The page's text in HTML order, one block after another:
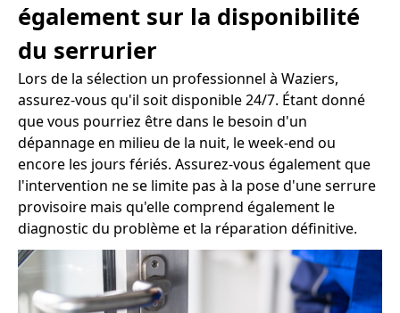
également sur la disponibilité
du serrurier
Lors de la sélection un professionnel à Waziers,
assurez-vous qu'il soit disponible 24/7. Étant donné
que vous pourriez être dans le besoin d'un
dépannage en milieu de la nuit, le week-end ou
encore les jours fériés. Assurez-vous également que
l'intervention ne se limite pas à la pose d'une serrure
provisoire mais qu'elle comprend également le
diagnostic du problème et la réparation définitive.